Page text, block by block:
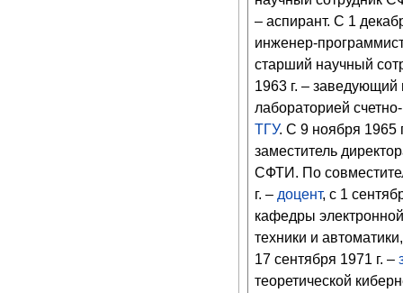
– аспирант. С 1
инженер-
старший научный
1963 г. –
лабораторией
ТГУ. С 9 ноября 1965
заместитель
СФТИ. По
г. – доцент, с 1
кафедры
техники и
17 сентября 1971 г. –
теоретической